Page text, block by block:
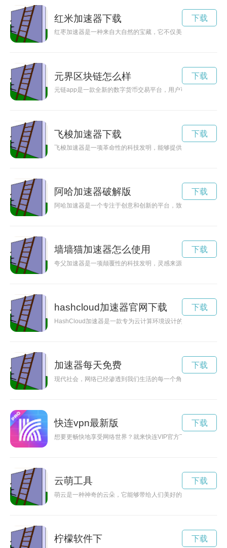
红米加速器下载
红枣加速器是一种来自大自然的宝藏，它不仅美味可口，还具
下载
元界区块链怎么样
元链app是一款全新的数字货币交易平台，用户可以通过该应
下载
飞梭加速器下载
飞梭加速器是一项革命性的科技发明，能够提供源源不断的清
下载
阿哈加速器破解版
阿哈加速器是一个专注于创意和创新的平台，致力于帮助创作
下载
墙墙猫加速器怎么使用
夸父加速器是一项颠覆性的科技发明，灵感来源于中国传统神
下载
hashcloud加速器官网下载
HashCloud加速器是一款专为云计算环境设计的加速器，能够
下载
加速器每天免费
现代社会，网络已经渗透到我们生活的每一个角落。为了更好
下载
快连vpn最新版
想要更畅快地享受网络世界？就来快连VIP官方下载吧！安全可
下载
云萌工具
萌云是一种神奇的云朵，它能够带给人们美好的想象和梦想，
下载
柠檬软件下 下载